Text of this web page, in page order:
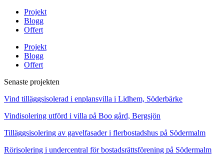
Projekt
Blogg
Offert
Projekt
Blogg
Offert
Senaste projekten
Vind tilläggsisolerad i enplansvilla i Lidhem, Söderbärke
Vindisolering utförd i villa på Boo gård, Bergsjön
Tilläggsisolering av gavelfasader i flerbostadshus på Södermalm
Rörisolering i undercentral för bostadsrättsförening på Södermalm